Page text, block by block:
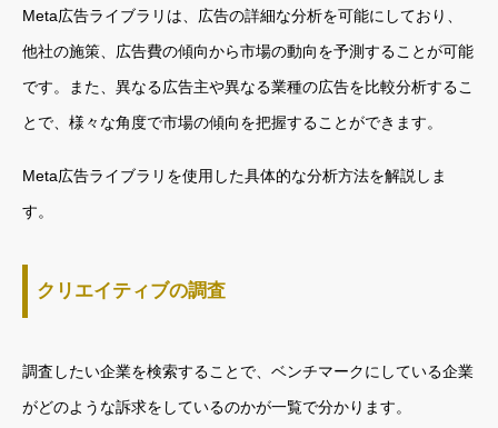
Meta広告ライブラリは、広告の詳細な分析を可能にしており、
他社の施策、広告費の傾向から市場の動向を予測することが可能
です。また、異なる広告主や異なる業種の広告を比較分析するこ
とで、様々な角度で市場の傾向を把握することができます。
Meta広告ライブラリを使用した具体的な分析方法を解説しま
す。
クリエイティブの調査
調査したい企業を検索することで、ベンチマークにしている企業
がどのような訴求をしているのかが一覧で分かります。